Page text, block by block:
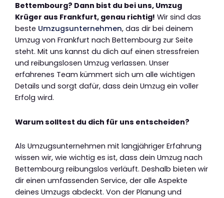
Bettembourg? Dann bist du bei uns, Umzug
Krüger aus Frankfurt, genau richtig! Wir sind das
beste Umzugsunternehmen, das dir bei deinem
Umzug von Frankfurt nach Bettembourg zur Seite
steht. Mit uns kannst du dich auf einen stressfreien
und reibungslosen Umzug verlassen. Unser
erfahrenes Team kümmert sich um alle wichtigen
Details und sorgt dafür, dass dein Umzug ein voller
Erfolg wird.
Warum solltest du dich für uns entscheiden?
Als Umzugsunternehmen mit langjähriger Erfahrung
wissen wir, wie wichtig es ist, dass dein Umzug nach
Bettembourg reibungslos verläuft. Deshalb bieten wir
dir einen umfassenden Service, der alle Aspekte
deines Umzugs abdeckt. Von der Planung und